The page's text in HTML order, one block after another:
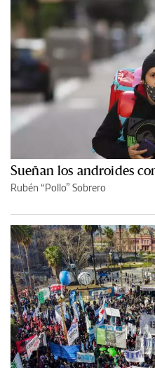
Sueñan los androides
Rubén “Pollo” Sobrero